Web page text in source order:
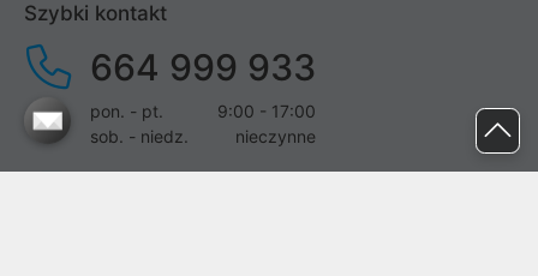
Szybki kontakt
664 999 933
pon. - pt.
9:00 - 17:00
sob. - niedz.
nieczynne